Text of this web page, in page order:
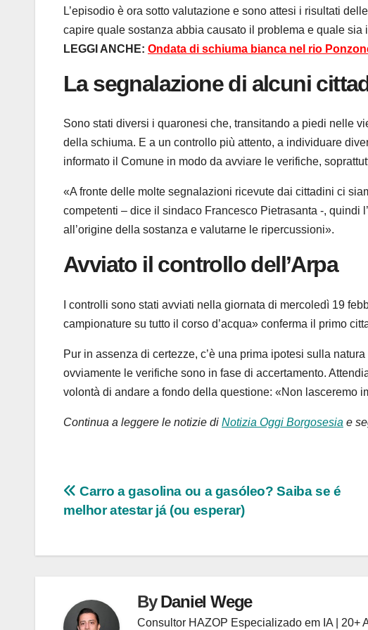
L’episodio è ora sotto valutazione e sono attesi i risultati
capire quale sostanza abbia causato il problema e quale sia
LEGGI ANCHE: Ondata di schiuma bianca nel rio
La segnalazione di alcuni
Sono stati diversi i quaronesi che, transitando a piedi nelle
della schiuma. E a un controllo più attento, a individuare
informato il Comune in modo da avviare le verifiche,
«A fronte delle molte segnalazioni ricevute dai cittadini ci
competenti – dice il sindaco Francesco Pietrasanta -, quindi
all’origine della sostanza e valutarne le ripercussioni».
Avviato il controllo dell’Arpa
I controlli sono stati avviati nella giornata di mercoledì 19
campionature su tutto il corso d’acqua» conferma il primo
Pur in assenza di certezze, c’è una prima ipotesi sulla
ovviamente le verifiche sono in fase di accertamento.
volontà di andare a fondo della questione: «Non lasceremo
Continua a leggere le notizie di Notizia Oggi Borgosesia e
Navegação
Post
Carro a gasolina ou a gasóleo? Saiba se é
melhor atestar já (ou esperar)
ByDaniel Wege
Consultor HAZOP Especializado em IA | 20+